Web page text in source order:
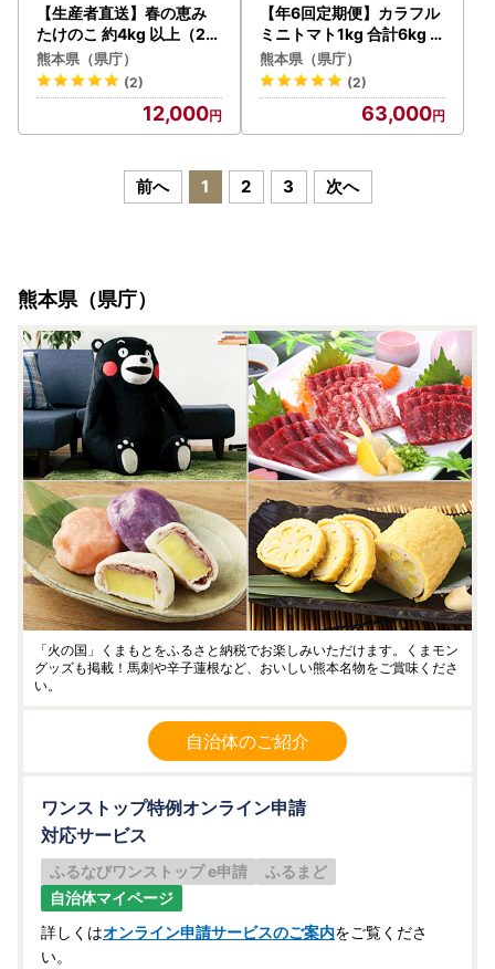
【生産者直送】春の恵み
たけのこ 約4kg 以上（2~
5本） 【2027年4月上旬
発送開始】 やさい 野菜 竹
の子 筍 タケノコ 熊本県産
熊本県（県庁）
(2)
12,000
【年6回定期便】カラフル
ミニトマト1kg 合計6kg ト
マト ミニトマト
熊本県（県庁）
(2)
63,000
前へ 1 2 3 次へ
熊本県（県庁）
「火の国」くまもとをふるさと納税でお楽しみいただけます。くまモン
グッズも掲載！馬刺や辛子蓮根など、おいしい熊本名物をご賞味くださ
い。
自治体のご紹介
ワンストップ特例オンライン申請
対応サービス
ふるなびワンストップ e申請
ふるまど
自治体マイページ
詳しくはオンライン申請サービスのご案内をご覧くださ
い。